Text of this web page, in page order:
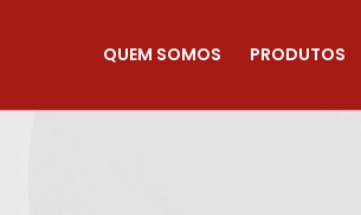
QUEM SOMOS PRODUTOS